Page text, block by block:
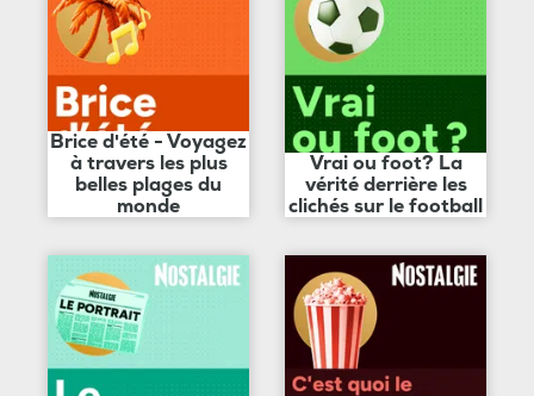
Brice d'été - Voyagez
à travers les plus
belles plages du
monde
Vrai ou foot? La
vérité derrière les
clichés sur le football